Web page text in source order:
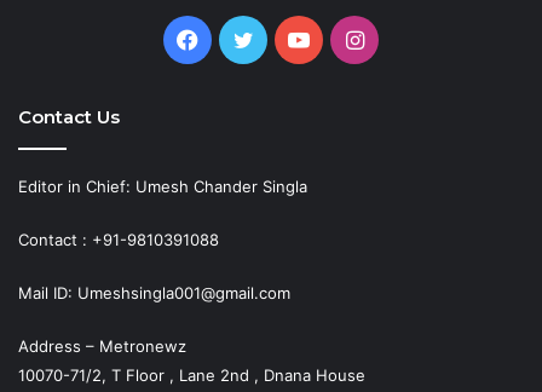
Facebook
TwitterYouTubeInstagram
Contact Us
Editor in Chief: Umesh Chander Singla
Contact : +91-9810391088
Mail ID: Umeshsingla001@gmail.com
Address – Metronewz
10070-71/2, T Floor , Lane 2nd , Dnana House